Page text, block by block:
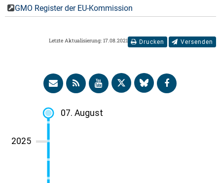
GMO Register der EU-Kommission
Drucken Versenden
Letzte Aktualisierung: 17.08.2021